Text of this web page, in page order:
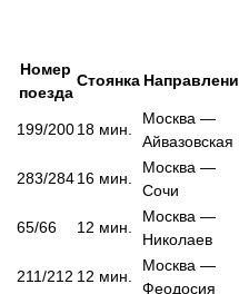
Номер
поезда
Стоянка
199/20018 мин.
Москва —
Айвазовская
283/28416 мин.
Москва —
Сочи
65/66 12 мин.
Москва —
Николаев
211/212 12 мин.
Москва —
Феодосия